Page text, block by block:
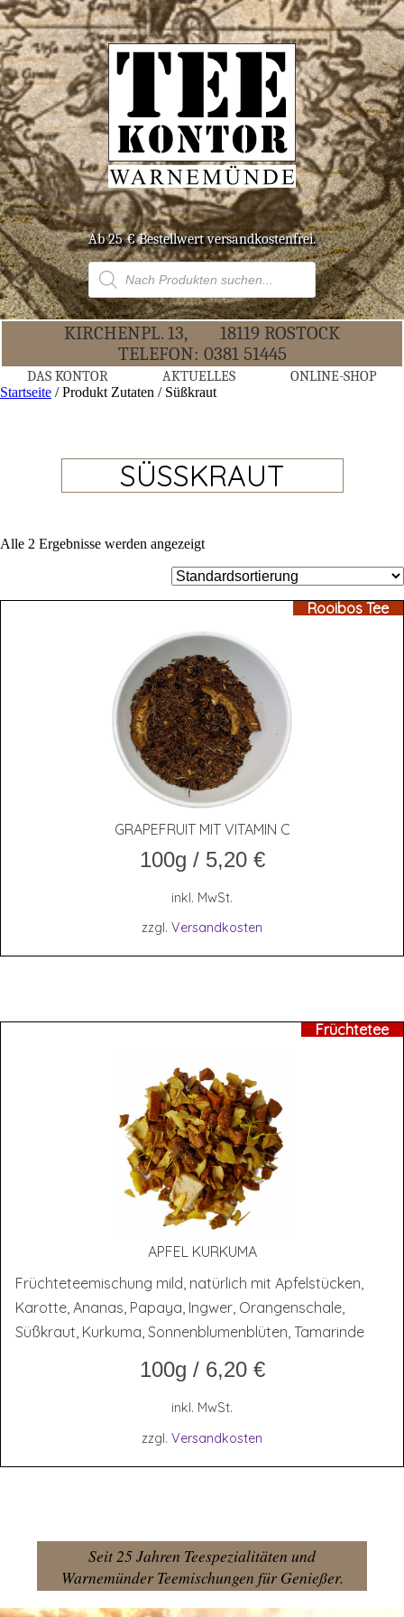
Ab 25 € Bestell­wert versandkostenfrei.
Products
search
KIR­CHEN­PL. 13,
18119 ROS­TOCK
TELE­FON: 0381 51445
DAS KON­TOR AKTU­EL­LES ONLINE-SHOP
Startseite / Produkt Zutaten / Süßkraut
SÜSSKRAUT
Alle 2 Ergebnisse werden angezeigt
Rooibos Tee
GRAPE­FRUIT MIT VIT­AMIN C
100g / 5,20 €
inkl. MwSt.
zzgl. Versandkosten
Früchtetee
APFEL KUR­KU­MA
Früchteteemischung mild, natürlich mit Apfelstücken,
Karotte, Ananas, Papaya, Ingwer, Orangenschale,
Süßkraut, Kurkuma, Sonnenblumenblüten, Tamarinde
100g / 6,20 €
inkl. MwSt.
zzgl. Versandkosten
Seit 25 Jahren Teespezialitäten und
Warnemünder Teemischungen für Genießer.